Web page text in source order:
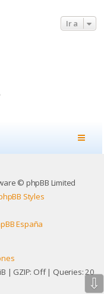
Ir a
© phpBB Limited
Styles
España
| GZIP: Off | Queries: 20
⇩